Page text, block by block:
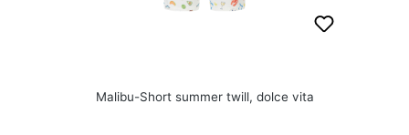
Malibu-Short summer twill, dolce vita